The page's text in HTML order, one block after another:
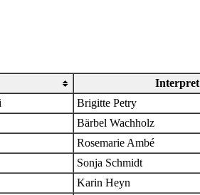
Interpret
Brigitte Petry
Bärbel Wachholz
Rosemarie Ambé
Sonja Schmidt
Karin Heyn